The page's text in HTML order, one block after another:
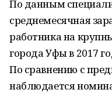
По данным
среднемесячная
работника на
города Уфы в 2017
По сравнению с
наблюдается